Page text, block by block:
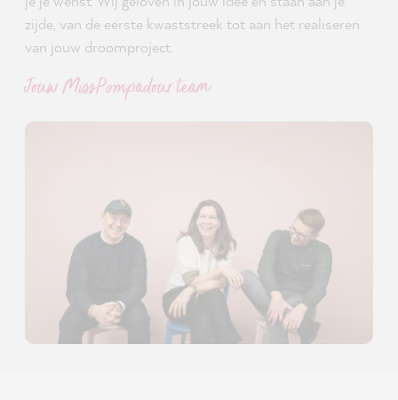
zijde, van de eerste kwaststreek tot aan het realiseren
van jouw droomproject.
Jouw MissPompadour team